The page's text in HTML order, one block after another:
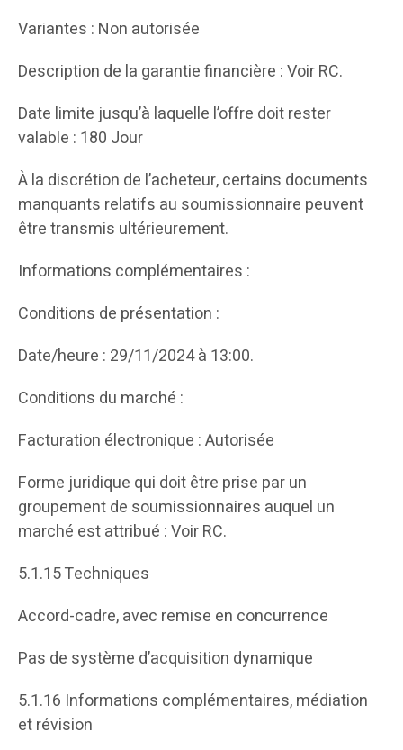
Variantes : Non autorisée
Description de la garantie financière : Voir RC.
Date limite jusqu’à laquelle l’offre doit rester
valable : 180 Jour
À la discrétion de l’acheteur, certains documents
manquants relatifs au soumissionnaire peuvent
être transmis ultérieurement.
Informations complémentaires :
Conditions de présentation :
Date/heure : 29/11/2024 à 13:00.
Conditions du marché :
Facturation électronique : Autorisée
Forme juridique qui doit être prise par un
groupement de soumissionnaires auquel un
marché est attribué : Voir RC.
5.1.15 Techniques
Accord-cadre, avec remise en concurrence
Pas de système d’acquisition dynamique
5.1.16 Informations complémentaires, médiation
et révision